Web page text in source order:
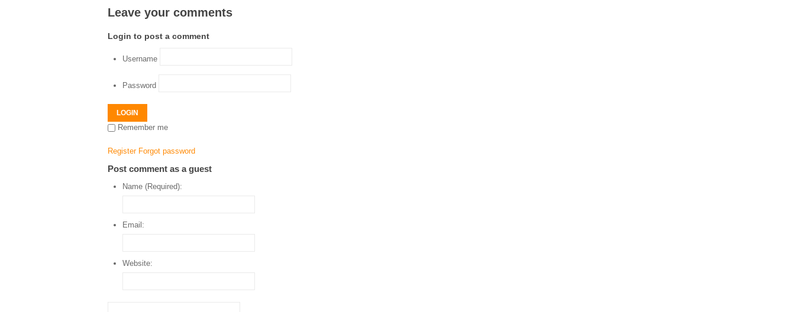
Leave your comments
Login to post a comment
Username
Password
LOGIN
Remember me
Register Forgot password
Post comment as a guest
Name (Required):
Email:
Website: